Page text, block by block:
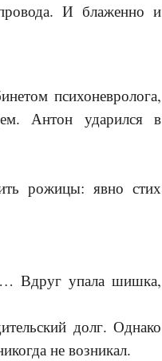
И блаженно и
психоневролога,
Антон ударился в
рожицы: явно стих
Вдруг упала шишка,
долг. Однако
не возникал.